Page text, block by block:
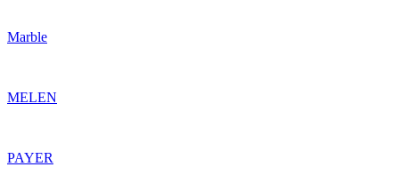
Marble
MELEN
PAYER